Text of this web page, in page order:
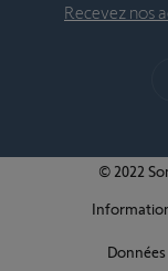
Recevez nos
© 2022